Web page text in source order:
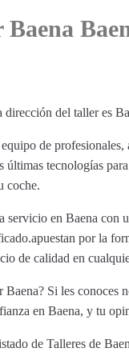
Baena
dirección del taller es
de
últimas tecnologías
coche.
servicio en Baena con
por la
de calidad en
Baena? Si les conoces
en Baena, y tu
de Talleres de